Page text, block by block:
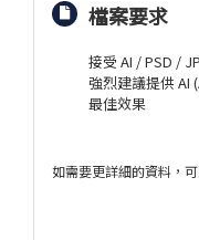
檔案要求
接受 AI / PSD /
強烈建議提供
最佳效果
如需要更詳細的資料，